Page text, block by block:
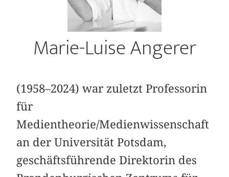
Marie-Luise Angerer
(1958–2024) war zuletzt Professorin
für
Medientheorie/Medienwissenschaft
an der Universität Potsdam,
geschäftsführende Direktorin des